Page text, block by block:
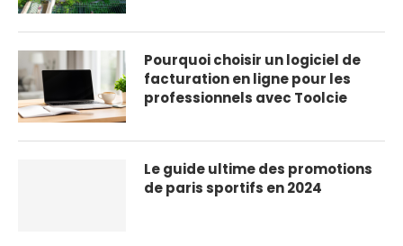
Pourquoi choisir un logiciel de
facturation en ligne pour les
professionnels avec Toolcie
Le guide ultime des promotions
de paris sportifs en 2024